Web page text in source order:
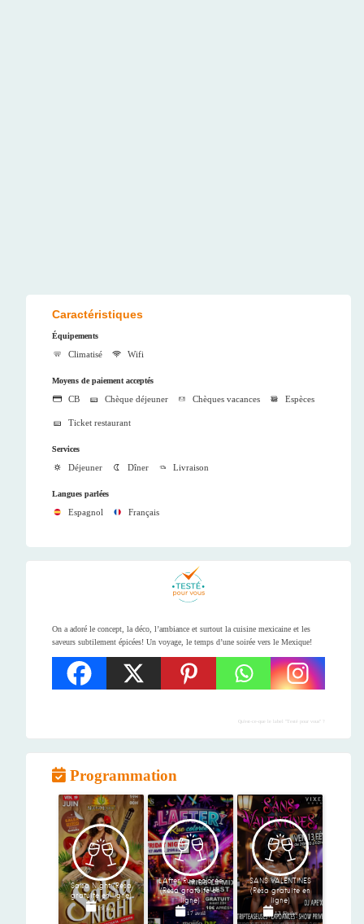
Caractéristiques
Équipements
Climatisé Wifi
Moyens de paiement acceptés
CB Chèque déjeuner Chèques vacances Espèces
Ticket restaurant
Services
Déjeuner Dîner Livraison
Langues parlées
Espagnol Français
On a adoré le concept, la déco, l’ambiance et surtout la cuisine mexicaine et les
saveurs subtilement épicées! Un voyage, le temps d’une soirée vers le Mexique!
Qu'est-ce-que le label "Testé pour vous" ?
Programmation
Salsa Night (Résa
gratuite en ligne)
19 juin
L'After Rue colorée
(Résa gratuite en
ligne)
17 avril
SANS VALENTINES
(Résa gratuite en
ligne)
13 février